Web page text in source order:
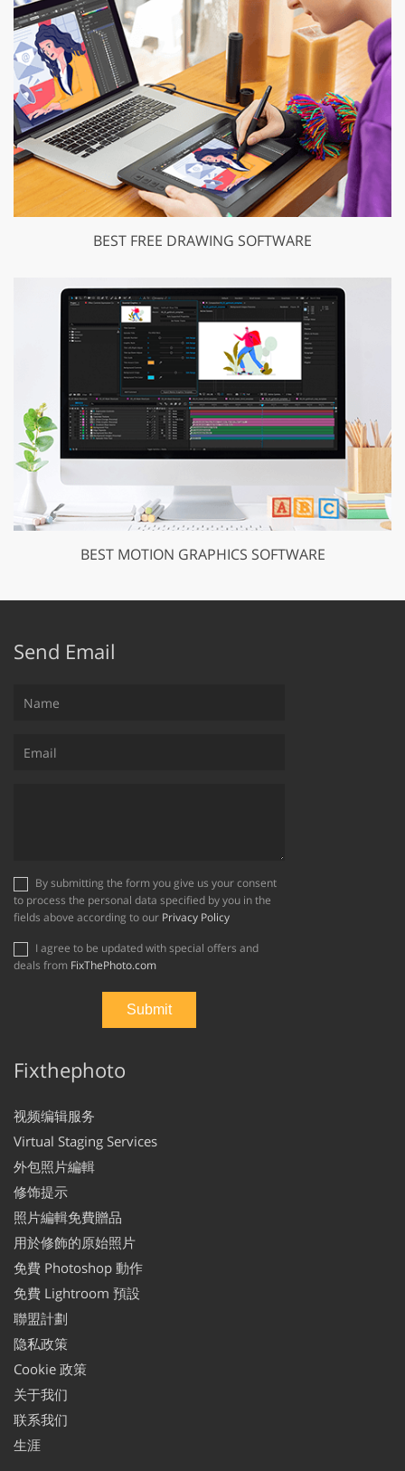
BEST FREE DRAWING SOFTWARE
BEST MOTION GRAPHICS SOFTWARE
Send Email
to process the personal data specified by you in the
fields above according to our Privacy Policy
deals from FixThePhoto.com
Fixthephoto
视频编辑服务
Virtual Staging Services
外包照片編輯
修饰提示
照片編輯免費贈品
用於修飾的原始照片
免費 Photoshop 動作
免費 Lightroom 預設
聯盟計劃
隐私政策
Cookie 政策
关于我们
联系我们
生涯